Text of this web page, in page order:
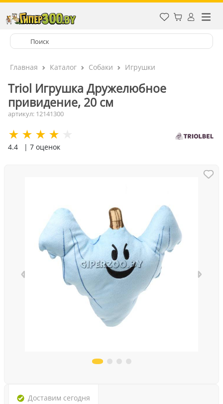
Главная Каталог Собаки Игрушки
Triol Игрушка Дружелюбное
привидение, 20 см
артикул: 12141300
4.4 | 7 оценок
Доставим сегодня